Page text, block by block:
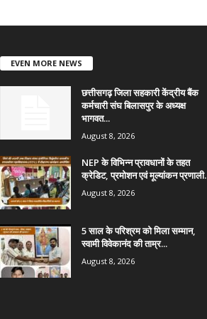
EVEN MORE NEWS
छत्तीसगढ़ जिला सहकारी केंद्रीय बैंक
कर्मचारी संघ बिलासपुर के अध्यक्ष
भागवत...
August 8, 2026
NEP के विभिन्न प्रावधानों के तहत
क्रेडिट, प्रमोशन एवं मूल्यांकन
August 8, 2026
5 साल के परिश्रम को मिला सम्मान,
स्वामी विवेकानंद की ताम्र...
August 8, 2026